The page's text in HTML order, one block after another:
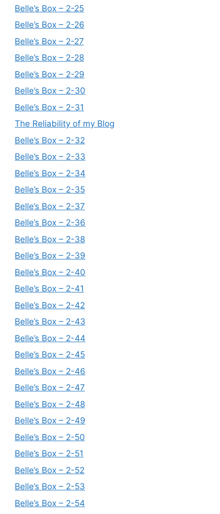
Belle’s Box – 2-25
Belle’s Box – 2-26
Belle’s Box – 2-27
Belle’s Box – 2-28
Belle’s Box – 2-29
Belle’s Box – 2-30
Belle’s Box – 2-31
The Reliability of my Blog
Belle’s Box – 2-32
Belle’s Box – 2-33
Belle’s Box – 2-34
Belle’s Box – 2-35
Belle’s Box – 2-37
Belle’s Box – 2-36
Belle’s Box – 2-38
Belle’s Box – 2-39
Belle’s Box – 2-40
Belle’s Box – 2-41
Belle’s Box – 2-42
Belle’s Box – 2-43
Belle’s Box – 2-44
Belle’s Box – 2-45
Belle’s Box – 2-46
Belle’s Box – 2-47
Belle’s Box – 2-48
Belle’s Box – 2-49
Belle’s Box – 2-50
Belle’s Box – 2-51
Belle’s Box – 2-52
Belle’s Box – 2-53
Belle’s Box – 2-54